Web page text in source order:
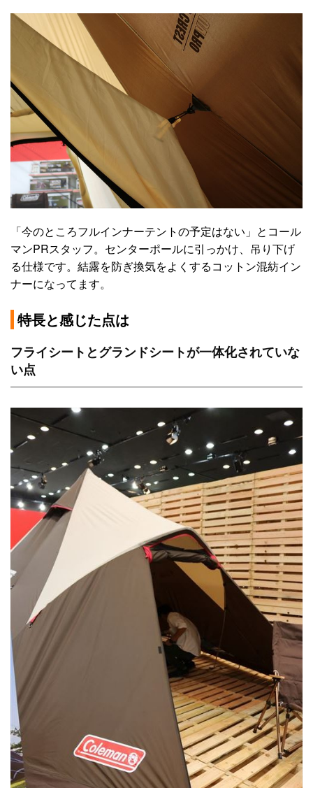
「今のところフルインナーテントの予定はない」とコール
マンPRスタッフ。センターポールに引っかけ、吊り下げ
る仕様です。結露を防ぎ換気をよくするコットン混紡イン
ナーになってます。
特長と感じた点は
フライシートとグランドシートが一体化されていな
い点